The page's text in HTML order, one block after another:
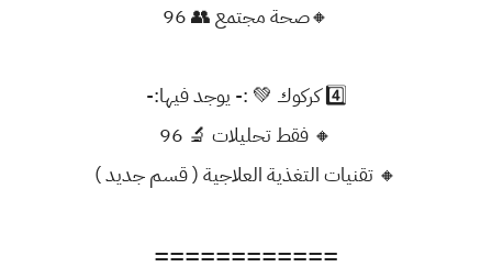
🔸صحة مجتمع 👥 96
4️⃣ كركوك 💚 :- يوجد فيها:-
🔸 فقط تحليلات 🔬 96
🔸 تقنيات التغذية العلاجية ( قسم جديد )
============